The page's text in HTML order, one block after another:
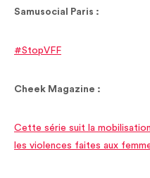
Samusocial Paris :
#StopVFF
Cheek Magazine :
Cette série suit la
les violences faites aux